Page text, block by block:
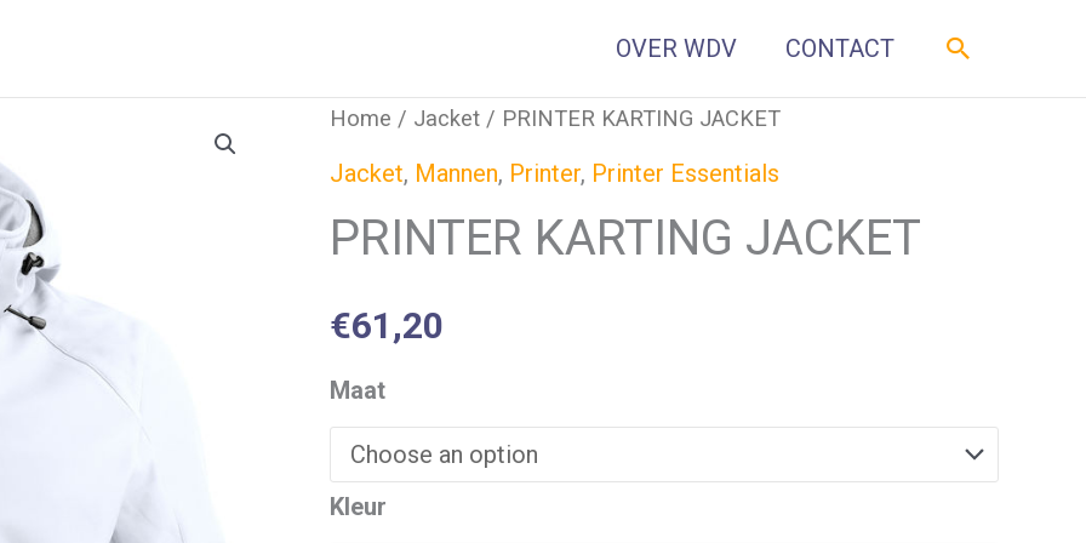
OVER WDV CONTACT Zoeken
Home / Jacket / PRINTER KARTING JACKET
Jacket, Mannen, Printer, Printer Essentials
PRINTER KARTING JACKET
€61,20
Maat
Kleur